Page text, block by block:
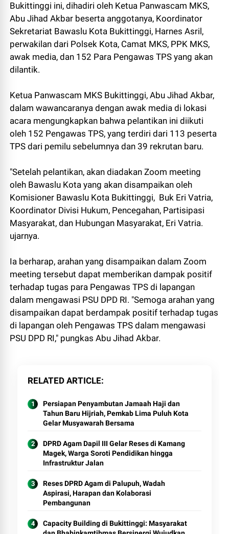
Bukittinggi ini, dihadiri oleh Ketua Panwascam MKS,
Abu Jihad Akbar beserta anggotanya, Koordinator
Sekretariat Bawaslu Kota Bukittinggi, Harnes Asril,
perwakilan dari Polsek Kota, Camat MKS, PPK MKS,
awak media, dan 152 Para Pengawas TPS yang akan
dilantik.
Ketua Panwascam MKS Bukittinggi, Abu Jihad Akbar,
dalam wawancaranya dengan awak media di lokasi
acara mengungkapkan bahwa pelantikan ini diikuti
oleh 152 Pengawas TPS, yang terdiri dari 113 peserta
TPS dari pemilu sebelumnya dan 39 rekrutan baru.
"Setelah pelantikan, akan diadakan Zoom meeting
oleh Bawaslu Kota yang akan disampaikan oleh
Komisioner Bawaslu Kota Bukittinggi, Buk Eri Vatria,
Koordinator Divisi Hukum, Pencegahan, Partisipasi
Masyarakat, dan Hubungan Masyarakat, Eri Vatria.
ujarnya.
Ia berharap, arahan yang disampaikan dalam Zoom
meeting tersebut dapat memberikan dampak positif
terhadap tugas para Pengawas TPS di lapangan
dalam mengawasi PSU DPD RI. "Semoga arahan yang
disampaikan dapat berdampak positif terhadap tugas
di lapangan oleh Pengawas TPS dalam mengawasi
PSU DPD RI," pungkas Abu Jihad Akbar.
RELATED ARTICLE
Persiapan Penyambutan Jamaah Haji dan
Tahun Baru Hijriah, Pemkab Lima Puluh Kota
Gelar Musyawarah Bersama
DPRD Agam Dapil III Gelar Reses di Kamang
Magek, Warga Soroti Pendidikan hingga
Infrastruktur Jalan
Reses DPRD Agam di Palupuh, Wadah
Aspirasi, Harapan dan Kolaborasi
Pembangunan
Capacity Building di Bukittinggi: Masyarakat